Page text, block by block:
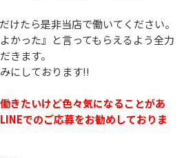
けたら是非当店で働いてください。
かった』と言ってもらえるよう全力
きます。
にしております!!
きたいけど色々気になることがあ
でのご応募をお勧めしておりま